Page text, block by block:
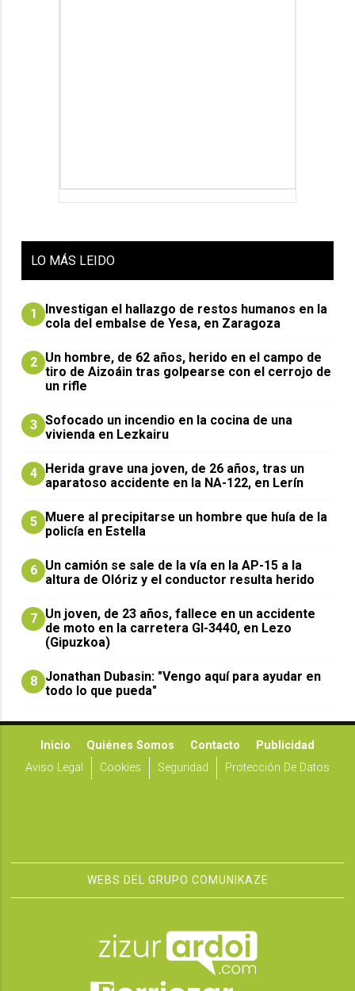
LO MÁS LEIDO
1
Investigan el hallazgo de restos humanos en la
cola del embalse de Yesa, en Zaragoza
2 Un hombre, de 62 años, herido en el campo de
tiro de Aizoáin tras golpearse con el cerrojo de
un rifle
3 Sofocado un incendio en la cocina de una
vivienda en Lezkairu
4 Herida grave una joven, de 26 años, tras un
aparatoso accidente en la NA-122, en Lerín
5 Muere al precipitarse un hombre que huía de la
policía en Estella
6 Un camión se sale de la vía en la AP-15 a la
altura de Olóriz y el conductor resulta herido
7 Un joven, de 23 años, fallece en un accidente
de moto en la carretera GI-3440, en Lezo
(Gipuzkoa)
8 Jonathan Dubasin: "Vengo aquí para ayudar en
todo lo que pueda"
Inicio Quiénes Somos Contacto
Publicidad
Aviso Legal
Cookies Seguridad Protección De Datos
WEBS DEL GRUPO COMUNIKAZE